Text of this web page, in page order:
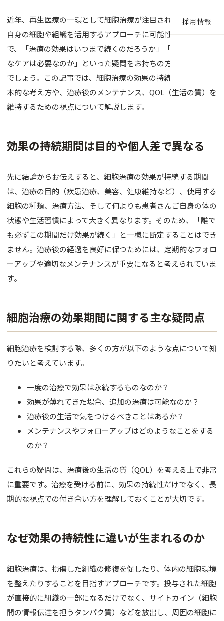
レーザー
セルサー
FACE
目元
顎
フェイス
BODY
豊胸
脂肪吸引
美容点滴
AGA・
美白内服
Eve V 肌
ドクター
サプリ
採用情報
近年、再生医療の一環として細胞治療が注目されています。ご
自身の細胞や組織を活用するアプローチに可能性を感じる一方
で、「治療の効果はいつまで続くのだろうか」「治療後に特別
なケアは必要なのか」といった疑問をお持ちの方も少なくない
でしょう。この記事では、細胞治療の効果の持続性に関する基
本的な考え方や、治療後のメンテナンス、QOL（生活の質）を
維持するための視点について解説します。
効果の持続期間は目的や個人差で異なる
先に結論からお伝えすると、細胞治療の効果が持続する期間
は、治療の目的（疾患治療、美容、健康維持など）、使用する
細胞の種類、治療方法、そして何よりも患者さんご自身の体の
状態や生活習慣によって大きく異なります。そのため、「誰で
も必ずこの期間だけ効果が続く」と一概に断定することはでき
ません。治療後の経過を良好に保つためには、定期的なフォロ
ーアップや適切なメンテナンスが重要になると考えられていま
す。
細胞治療の効果期間に関する主な疑問点
細胞治療を検討する際、多くの方が以下のような点について知
りたいと考えています。
一度の治療で効果は永続するものなのか？
効果が薄れてきた場合、追加の治療は可能なのか？
治療後の生活で気をつけるべきことはあるか？
メンテナンスやフォローアップはどのようなことをする
のか？
これらの疑問は、治療後の生活の質（QOL）を考える上で非常
に重要です。治療を受ける前に、効果の持続性だけでなく、長
期的な視点での付き合い方を理解しておくことが大切です。
なぜ効果の持続性に違いが生まれるのか
細胞治療は、損傷した組織の修復を促したり、体内の細胞環境
を整えたりすることを目指すアプローチです。投与された細胞
が直接的に組織の一部になるだけでなく、サイトカイン（細胞
間の情報伝達を担うタンパク質）などを放出し、周囲の細胞に